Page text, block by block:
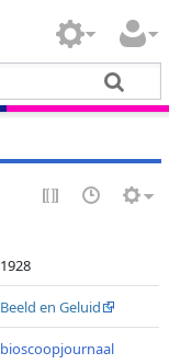
1928
Beeld en Geluid
bioscoopjournaal